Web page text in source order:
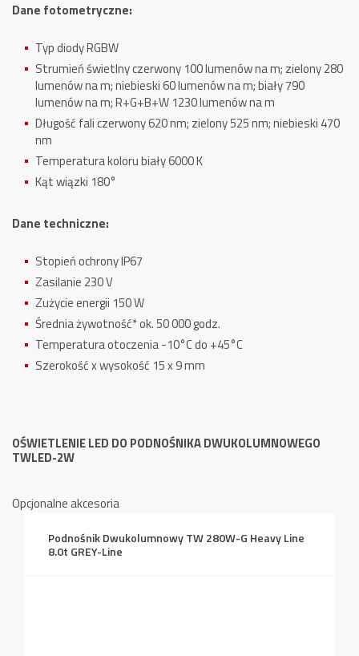
Dane fotometryczne:
Typ diody RGBW
Strumień świetlnyczerwony 100 lumenów na m; zielony 280
lumenów na m;niebieski 60 lumenów na m;biały 790
lumenów na m;R+G+B+W 1230 lumenów na m
Długość faliczerwony 620 nm; zielony 525 nm;niebieski 470
nm
Temperatura kolorubiały 6000 K
Kąt wiązki 180°
Dane techniczne:
Stopień ochrony IP67
Zasilanie 230 V
Zużycie energii 150 W
Średnia żywotność* ok. 50 000 godz.
Temperatura otoczenia -10°C do +45°C
Szerokość x wysokość 15 x 9 mm
OŚWIETLENIE LED DO PODNOŚNIKA DWUKOLUMNOWEGO
TWLED-2W
Opcjonalne akcesoria
Podnośnik Dwukolumnowy TW 280W-G Heavy Line
8.0t GREY-Line